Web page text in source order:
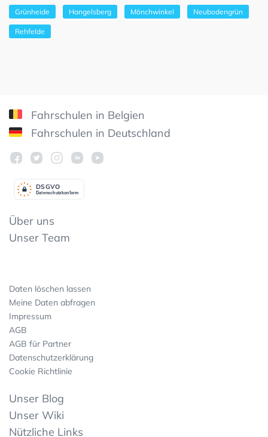
Grünheide Hangelsberg Mönchwinkel Neubodengrün
Rehfelde
Fahrschulen in Belgien
Fahrschulen in Deutschland
Datenschutzkonform
DSGVO
Über uns
Unser Team
Daten löschen lassen
Meine Daten abfragen
Impressum
AGB
AGB für Partner
Datenschutzerklärung
Cookie Richtlinie
Unser Blog
Unser Wiki
Nützliche Links